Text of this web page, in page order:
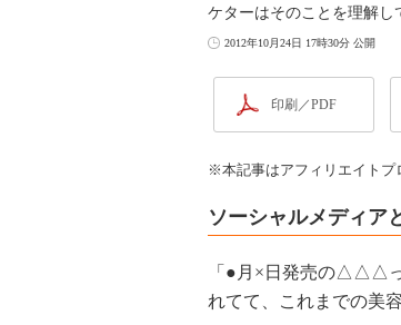
ケターはそのことを理解し
2012年10月24日 17時30分 公開
印刷／PDF
※本記事はアフィリエイトプ
ソーシャルメディア
「●月×日発売の△△△
れてて、これまでの美